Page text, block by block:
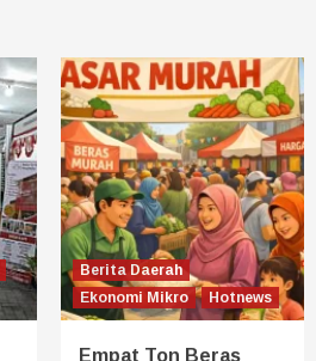
Berita Daerah
Ekonomi Mikro
Hotnews
Empat Ton Beras